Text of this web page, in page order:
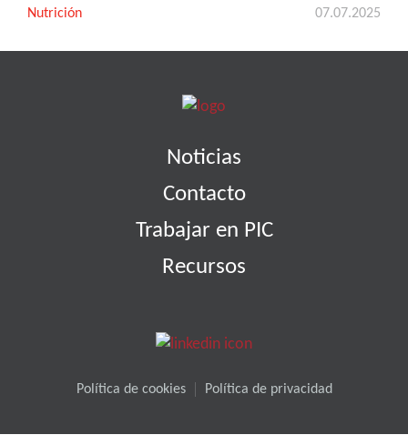
Nutrición 07.07.2025
Noticias
Contacto
Trabajar en PIC
Recursos
Política de cookies Política de privacidad